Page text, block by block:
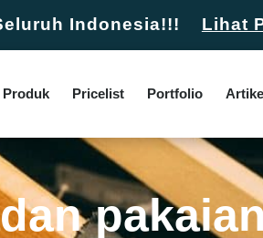
Indonesia!!! Lihat
Produk Pricelist Portfolio